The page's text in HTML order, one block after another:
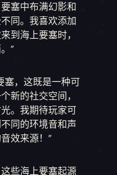
塞中布满幻影和
同。我喜欢添加
到海上要塞时，
”
塞，这既是一种可
新的社交空间，
。我期待玩家可
同的环境音和声
效来源！”
些海上要塞起源